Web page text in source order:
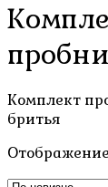
Комплект
бритья